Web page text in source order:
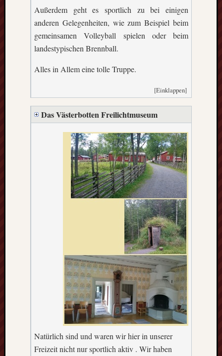
Außerdem geht es sportlich zu bei einigen
anderen Gelegenheiten, wie zum Beispiel beim
gemeinsamen Volleyball spielen oder beim
landestypischen Brennball.
Alles in Allem eine tolle Truppe.
[Einklappen]
Das Västerbotten Freilichtmuseum
Natürlich sind und waren wir hier in unserer
Freizeit nicht nur sportlich aktiv . Wir haben